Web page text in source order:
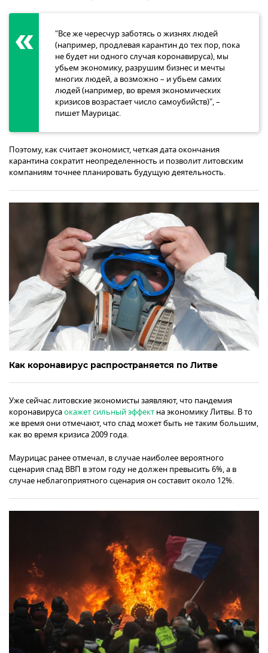
"Все же чересчур заботясь о жизнях людей
(например, продлевая карантин до тех пор, пока
не будет ни одного случая коронавируса), мы
убьем экономику, разрушим бизнес и мечты
многих людей, а возможно – и убьем самих
людей (например, во время экономических
кризисов возрастает число самоубийств)", –
пишет Маурицас.
Поэтому, как считает экономист, четкая дата окончания
карантина сократит неопределенность и позволит литовским
компаниям точнее планировать будущую деятельность.
Как коронавирус распространяется по Литве
Уже сейчас литовские экономисты заявляют, что пандемия
коронавирусаокажет сильный эффект на экономику Литвы. В то
же время они отмечают, что спад может быть не таким большим,
как во время кризиса 2009 года.
Маурицас ранее отмечал, в случае наиболее вероятного
сценария спад ВВП в этом году не должен превысить 6%, а в
случае неблагоприятного сценария он составит около 12%.